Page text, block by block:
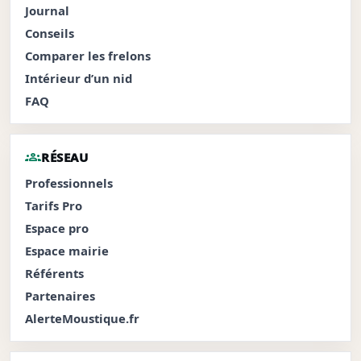
Journal
Conseils
Comparer les frelons
Intérieur d’un nid
FAQ
groupsRÉSEAU
Professionnels
Tarifs Pro
Espace pro
Espace mairie
Référents
Partenaires
AlerteMoustique.fr